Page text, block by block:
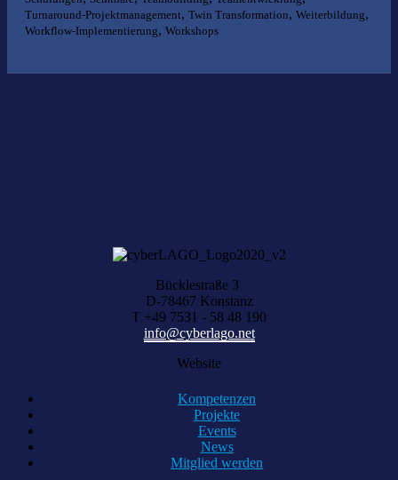
Turnaround-Projektmanagement, Twin Transformation, Weiterbildung,
Workflow-Implementierung, Workshops
Bücklestraße 3
D-78467 Konstanz
T +49 7531 - 58 48 190
info@cyberlago.net
Website
Kompetenzen
Projekte
Events
News
Mitglied werden